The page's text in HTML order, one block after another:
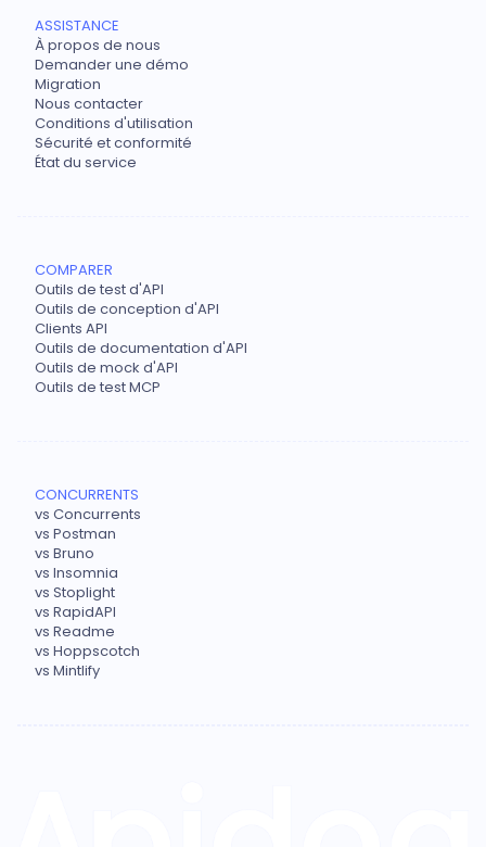
ASSISTANCE
À propos de nous
Demander une démo
Migration
Nous contacter
Conditions d'utilisation
Sécurité et conformité
État du service
COMPARER
Outils de test d'API
Outils de conception d'API
Clients API
Outils de documentation d'API
Outils de mock d'API
Outils de test MCP
CONCURRENTS
vs Concurrents
vs Postman
vs Bruno
vs Insomnia
vs Stoplight
vs RapidAPI
vs Readme
vs Hoppscotch
vs Mintlify